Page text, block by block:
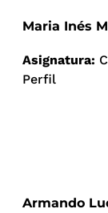
Maria Inés
Asignatura:
Perfil
Armando